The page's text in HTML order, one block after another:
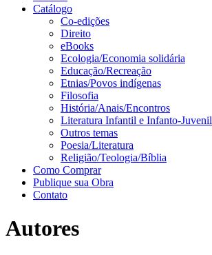
Catálogo
Co-edições
Direito
eBooks
Ecologia/Economia solidária
Educação/Recreação
Etnias/Povos indígenas
Filosofia
História/Anais/Encontros
Literatura Infantil e Infanto-Juvenil
Outros temas
Poesia/Literatura
Religião/Teologia/Bíblia
Como Comprar
Publique sua Obra
Contato
Autores